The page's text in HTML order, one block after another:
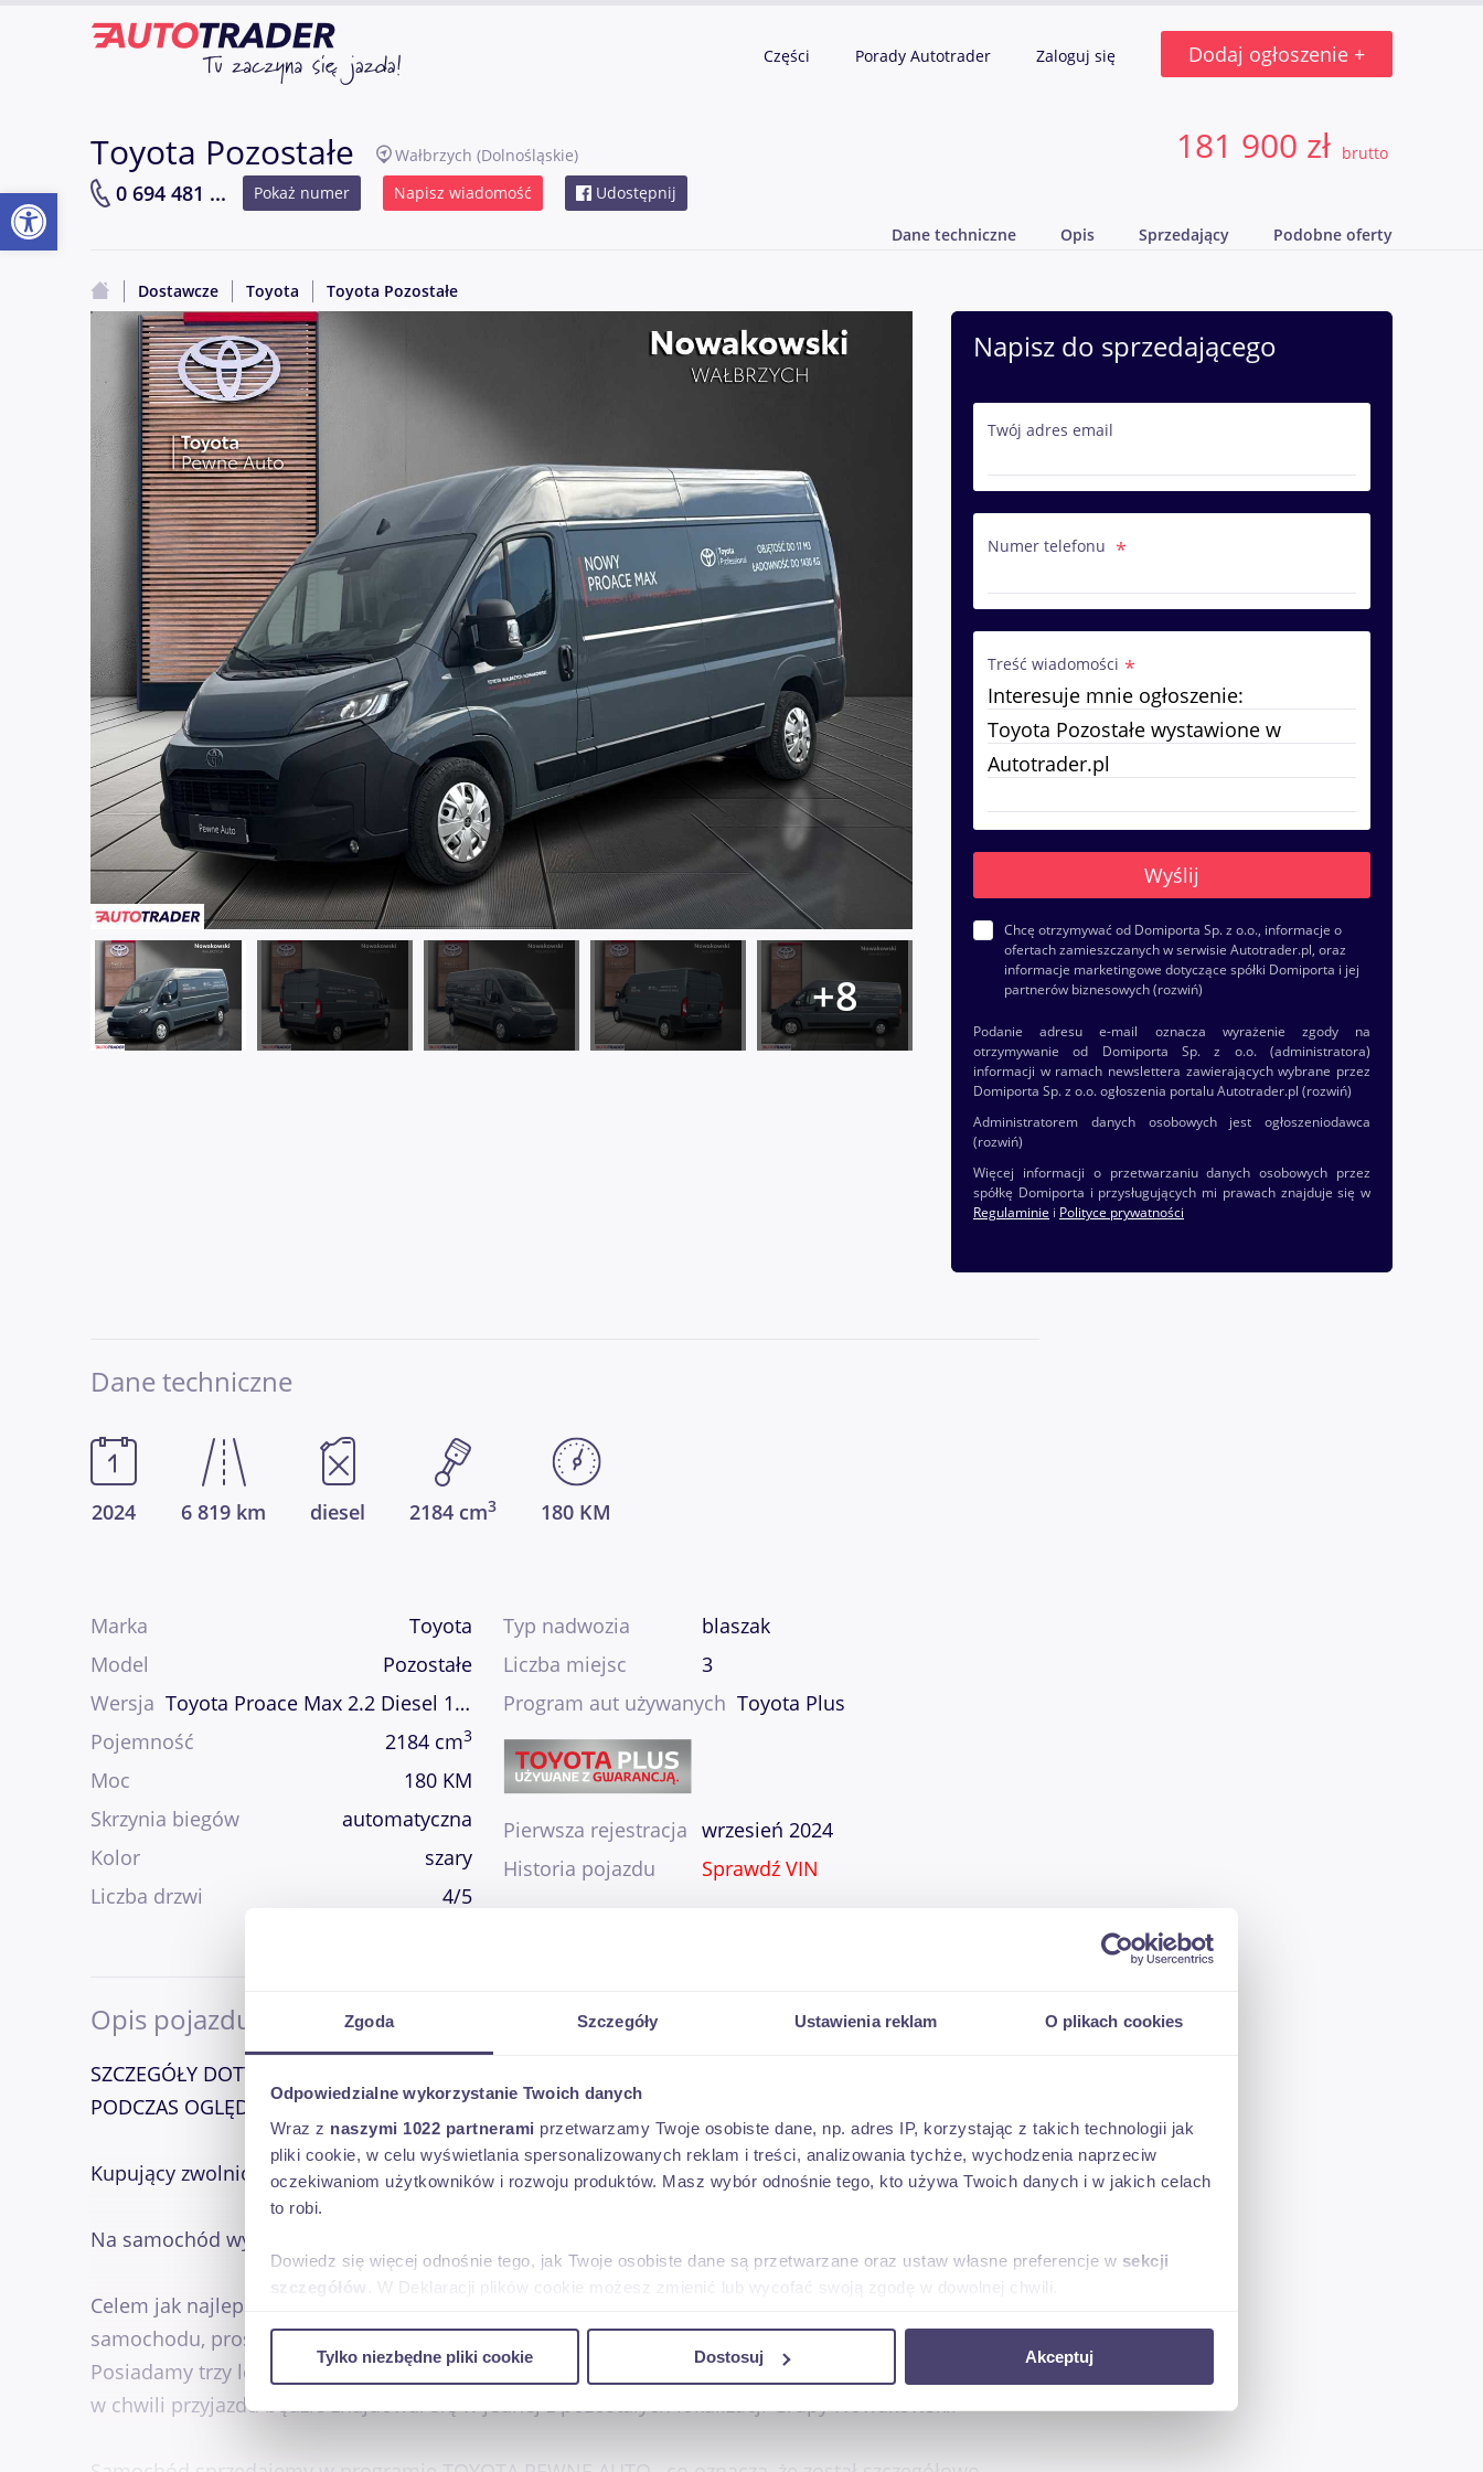
Zgoda Szczegóły Ustawienia reklam O plikach cookies
Odpowiedzialne wykorzystanie Twoich danych
Wraz z naszymi 1022 partnerami przetwarzamy Twoje osobiste dane, np. adres IP, korzystając z takich technologii jak
pliki cookie, w celu wyświetlania spersonalizowanych reklam i treści, analizowania tychże, wychodzenia naprzeciw
oczekiwaniom użytkowników i rozwoju produktów. Masz wybór odnośnie tego, kto używa Twoich danych i w jakich celach
to robi.
Dowiedz się więcej odnośnie tego, jak Twoje osobiste dane są przetwarzane oraz ustaw własne preferencje w sekcji
szczegółów . W Deklaracji plików cookie możesz zmienić lub wycofać swoją zgodę w dowolnej chwili.
ruch w naszej witrynie. Informacje o tym, jak korzystasz z naszej witryny, udostępniamy partnerom społecznościowym,
uzyskanymi podczas korzystania z ich usług.
Tylko niezbędne pliki cookie Dostosuj Akceptuj
Części Porady Autotrader Zaloguj się Dodaj ogłoszenie +
Toyota Pozostałe Wałbrzych (Dolnośląskie)
0 694 481 ... Pokaż numer Napisz wiadomość Udostępnij
181 900 zł brutto
Dane techniczne Opis Sprzedający Podobne oferty
Dostawcze Toyota Toyota Pozostałe
Napisz do sprzedającego
Twój adres email
Numer telefonu
Treść wiadomości
Chcę otrzymywać od Domiporta Sp. z o.o., informacje o
ofertach zamieszczanych w serwisie Autotrader.pl, oraz
informacje marketingowe dotyczące spółki Domiporta i jej
partnerów biznesowych(rozwiń)
Podanie adresu e-mail oznacza wyrażenie zgody na
otrzymywanie od Domiporta Sp. z o.o. (administratora)
informacji w ramach newslettera zawierających wybrane przez
Domiporta Sp. z o.o. ogłoszenia portalu Autotrader.pl (rozwiń)
Administratorem danych osobowych jest ogłoszeniodawca
(rozwiń)
Więcej informacji o przetwarzaniu danych osobowych przez
spółkę Domiporta i przysługujących mi prawach znajduje się w
Regulaminie i Polityce prywatności
Dane techniczne
2024 6 819 km diesel 2184 cm3 180 KM
Marka
Toyota
Model
Pozostałe
Wersja
Toyota Proace Max 2.2 Diesel 180km Executive L3H2
Pojemność
2184 cm3
Moc
180 KM
Skrzynia biegów
automatyczna
Kolor
szary
Liczba drzwi
4/5
Typ nadwozia
blaszak
Liczba miejsc
3
Program aut używanych Toyota Plus
Pierwsza rejestracja
wrzesień 2024
Historia pojazdu
Sprawdź VIN
Opis pojazdu
SZCZEGÓŁY DOTYCZĄCE STANU TECHNICZNEGO ORAZ WYPOSAŻENIA POJAZDU DO WERYFIKACJI
PODCZAS OGLĘDZIN W SALONIE.
Kupujący zwolniony z podatku PCC .
Na samochód wystawiamy pełną fakturę vat.
Celem jak najlepszej jakości obsługi i zapewnienia komfortu oględzin wybranego przez Państwa
samochodu, prosimy o umówienie się na termin oględzin.
Posiadamy trzy lokalizacje i może zdarzyć się, że samochód, którym jesteście Państwo zainteresowani
w chwili przyjazdu będzie znajdował się w jednej z pozostałych lokalizacji Grupy Nowakowski.
Otwórz pasek narzędzi